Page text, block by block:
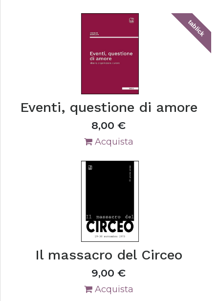
tablick
Eventi, questione di amore
8,00 €
Acquista
Il massacro del Circeo
9,00 €
Acquista